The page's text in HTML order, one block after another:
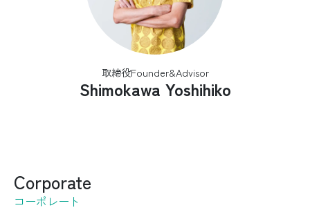
取締役Founder&Advisor
Shimokawa Yoshihiko
Corporate
コーポレート